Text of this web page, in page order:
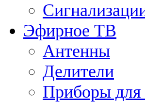
Эфирное ТВ
Антенны
Делители
Приборы для